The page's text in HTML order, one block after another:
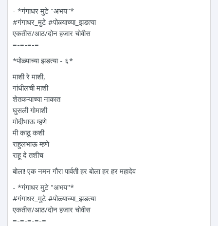
- *गंगाधर मुटे "अभय"*
#गंगाधर_मुटे #पोळ्याच्या_झडत्या
एकतीस/आठ/दोन हजार चोवीस
=-=-=-=
*पोळ्याच्या झडत्या - ६*
माशी रे माशी,
गांधीलची माशी
शेतकऱ्याच्या नाकात
घुसली गोमाशी
मोदीभाऊ म्हणे
मी काढू कशी
राहुलभाऊ म्हणे
राहू दे तशीच
बोला! एक नमन‌ गौरा पार्वती हर बोला हर हर महादेव
- *गंगाधर मुटे "अभय"*
#गंगाधर_मुटे #पोळ्याच्या_झडत्या
एकतीस/आठ/दोन हजार चोवीस
=-=-=-=-=